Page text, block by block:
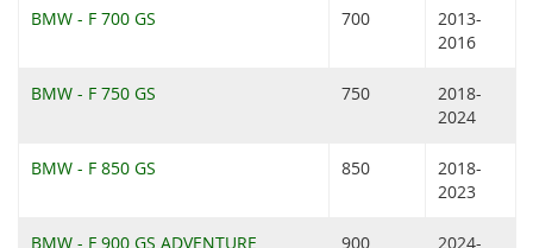
BMW - F 700 GS 700
2013-
2016
BMW - F 750 GS 750
2018-
2024
BMW - F 850 GS 850
2018-
2023
BMW - F 900 GS ADVENTURE 900
2024-